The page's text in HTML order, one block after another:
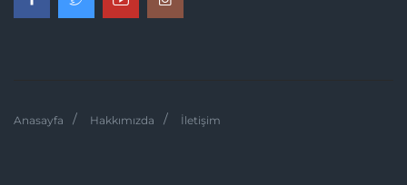
Anasayfa Hakkımızda İletişim